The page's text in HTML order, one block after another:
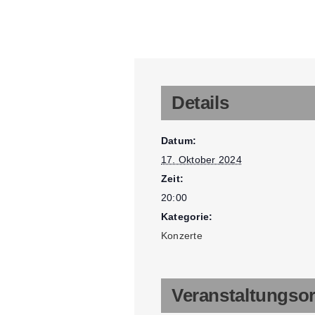
Details
Datum:
17. Oktober 2024
Zeit:
20:00
Kategorie:
Konzerte